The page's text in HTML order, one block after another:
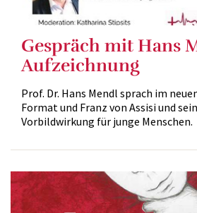
Gespräch mit Hans
Aufzeichnung
Prof. Dr. Hans Mendl sprach im
Format und Franz von Assisi und
Vorbildwirkung für junge Menschen.